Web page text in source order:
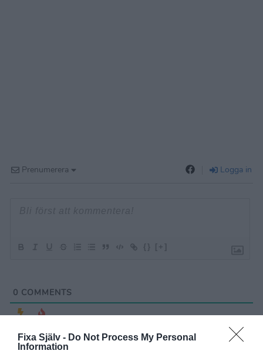
Fixa Själv - Do Not Process My Personal
Information
Prenumerera Logga in
{} [+]
0 COMMENTS